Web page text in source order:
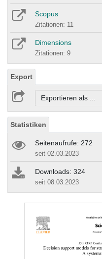
Scopus
Zitationen: 11
Dimensions
Zitationen: 9
Export
Exportieren als ...
Statistiken
Seitenaufrufe: 272
seit 02.03.2023
Downloads: 324
seit 08.03.2023